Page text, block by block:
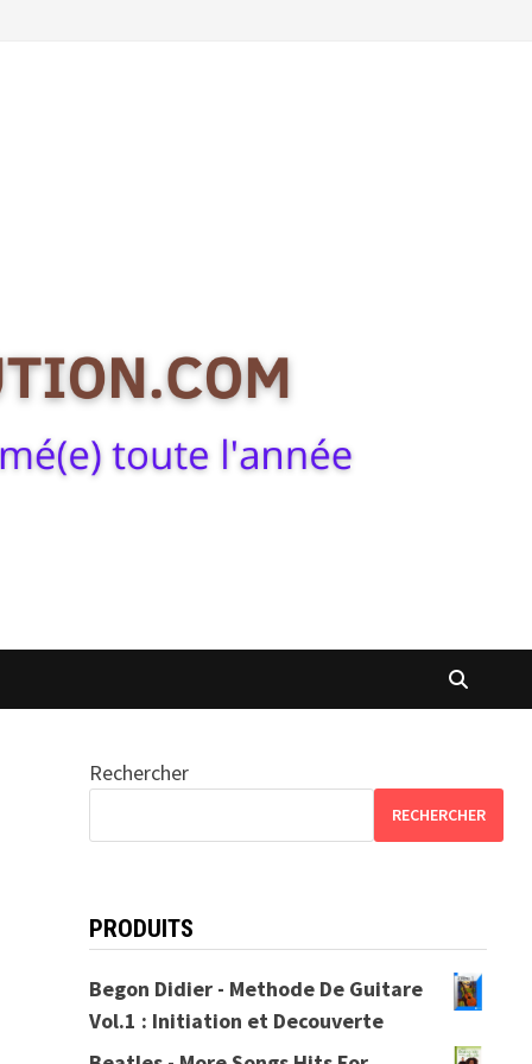
Rechercher
RECHERCHER
PRODUITS
Begon Didier - Methode De Guitare
Vol.1 : Initiation et Decouverte